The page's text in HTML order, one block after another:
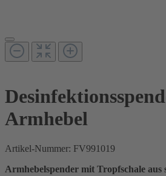
Armhebel
Artikel-Nummer: FV991019
Armhebelspender mit Tropfschale aus